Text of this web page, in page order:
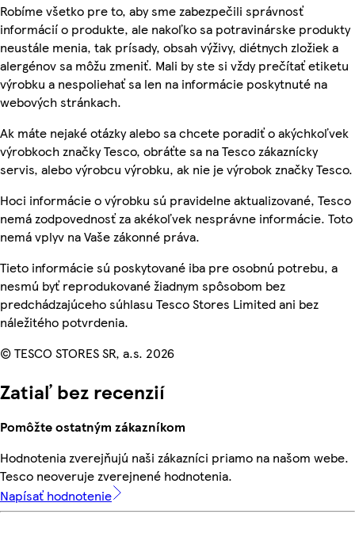
Robíme všetko pre to, aby sme zabezpečili správnosť
informácií o produkte, ale nakoľko sa potravinárske produkty
neustále menia, tak prísady, obsah výživy, diétnych zložiek a
alergénov sa môžu zmeniť. Mali by ste si vždy prečítať etiketu
výrobku a nespoliehať sa len na informácie poskytnuté na
webových stránkach.
Ak máte nejaké otázky alebo sa chcete poradiť o akýchkoľvek
výrobkoch značky Tesco, obráťte sa na Tesco zákaznícky
servis, alebo výrobcu výrobku, ak nie je výrobok značky Tesco.
Hoci informácie o výrobku sú pravidelne aktualizované, Tesco
nemá zodpovednosť za akékoľvek nesprávne informácie. Toto
nemá vplyv na Vaše zákonné práva.
Tieto informácie sú poskytované iba pre osobnú potrebu, a
nesmú byť reprodukované žiadnym spôsobom bez
predchádzajúceho súhlasu Tesco Stores Limited ani bez
náležitého potvrdenia.
© TESCO STORES SR, a.s. 2026
Zatiaľ bez recenzií
Pomôžte ostatným zákazníkom
Hodnotenia zverejňujú naši zákazníci priamo na našom webe.
Tesco neoveruje zverejnené hodnotenia.
Napísať hodnotenie